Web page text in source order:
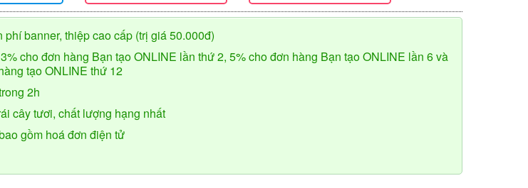
phí banner, thiệp cao cấp (trị giá 50.000đ)
cho đơn hàng Bạn tạo ONLINE lần thứ 2, 5% cho đơn hàng Bạn tạo ONLINE lần 6 và
tạo ONLINE thứ 12
2h
cây tươi, chất lượng hạng nhất
gồm hoá đơn điện tử